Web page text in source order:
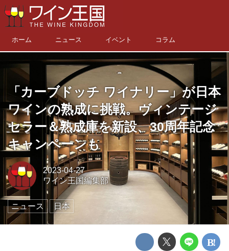
ホーム ニュース イベント コラム
「カーブドッチ ワイナリー」が日本
ワインの熟成に挑戦。ヴィンテージ
セラー＆熟成庫を新設、30周年記念
キャンペーンも
2023-04-27
ワイン王国編集部
ニュース 日本